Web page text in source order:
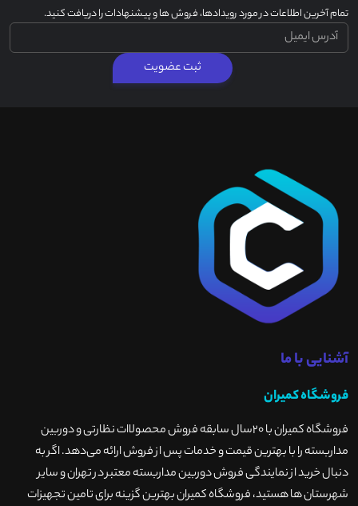
تمام آخرین اطلاعات در مورد رویدادها، فروش ها و پیشنهادات را دریافت کنید.
ثبت عضویت
آشنایی با ما
فروشگاه کمیران
فروشگاه کمیران با ۲۰سال سابقه فروش محصولاات نظارتی و دوربین
مداربسته را با بهترین قیمت و خدمات پس از فروش ارائه می‌دهد. اگر به
دنبال خرید از نمایندگی فروش دوربین مداربسته معتبر در تهران و سایر
شهرستان ها هستید، فروشگاه کمیران بهترین گزینه برای تامین تجهیزات